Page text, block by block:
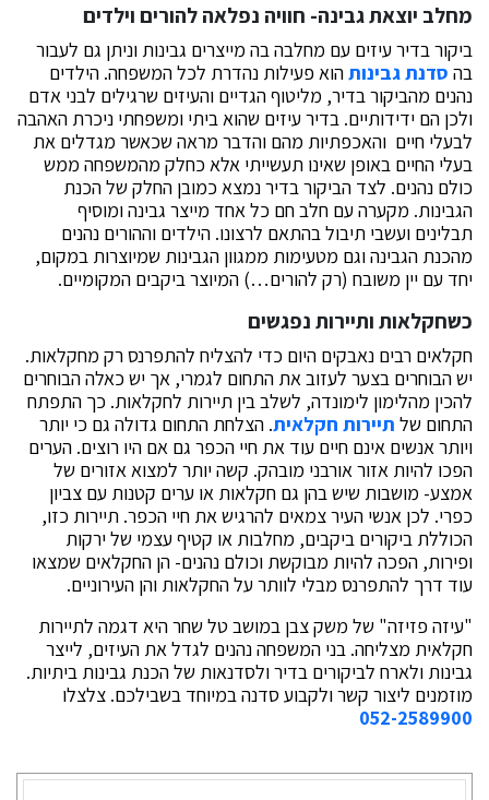
מחלב יוצאת גבינה- חוויה נפלאה להורים וילדים
ביקור בדיר עיזים עם מחלבה בה מייצרים גבינות וניתן גם לעבור
בה סדנת גבינותהוא פעילות נהדרת לכל המשפחה. הילדים
נהנים מהביקור בדיר, מליטוף הגדיים והעיזים שרגילים לבני אדם
ולכן הם ידידותיים. בדיר עיזים שהוא ביתי ומשפחתי ניכרת האהבה
לבעלי חיים והאכפתיות מהם והדבר מראה שכאשר מגדלים את
בעלי החיים באופן שאינו תעשייתי אלא כחלק מהמשפחה ממש
כולם נהנים. לצד הביקור בדיר נמצא כמובן החלק של הכנת
הגבינות. מקערה עם חלב חם כל אחד מייצר גבינה ומוסיף
תבלינים ועשבי תיבול בהתאם לרצונו. הילדים וההורים נהנים
מהכנת הגבינה וגם מטעימות ממגוון הגבינות שמיוצרות במקום,
יחד עם יין משובח (רק להורים…) המיוצר ביקבים המקומיים.
כשחקלאות ותיירות נפגשים
חקלאים רבים נאבקים היום כדי להצליח להתפרנס רק מחקלאות.
יש הבוחרים בצער לעזוב את התחום לגמרי, אך יש כאלה הבוחרים
להכין מהלימון לימונדה, לשלב בין תיירות לחקלאות. כך התפתח
התחום של תיירות חקלאית. הצלחת התחום גדולה גם כי יותר
ויותר אנשים אינם חיים עוד את חיי הכפר גם אם היו רוצים. הערים
הפכו להיות אזור אורבני מובהק. קשה יותר למצוא אזורים של
אמצע- מושבות שיש בהן גם חקלאות או ערים קטנות עם צביון
כפרי. לכן אנשי העיר צמאים להרגיש את חיי הכפר. תיירות כזו,
הכוללת ביקורים ביקבים, מחלבות או קטיף עצמי של ירקות
ופירות, הפכה להיות מבוקשת וכולם נהנים- הן החקלאים שמצאו
עוד דרך להתפרנס מבלי לוותר על החקלאות והן העירוניים.
"עיזה פזיזה" של משק צבן במושב טל שחר היא דגמה לתיירות
חקלאית מצליחה. בני המשפחה נהנים לגדל את העיזים, לייצר
גבינות ולארח לביקורים בדיר ולסדנאות של הכנת גבינות ביתיות.
מוזמנים ליצור קשר ולקבוע סדנה במיוחד בשבילכם. צלצלו
052-2589900